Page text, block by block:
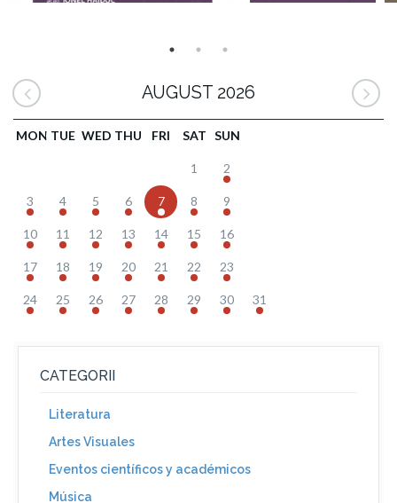
AUGUST 2026
MON TUE WED THU FRI SAT SUN
1 2
3 4 5 6 7 8 9
10 11 12 13 14 15 16
17 18 19 20 21 22 23
24 25 26 27 28 29 30 31
CATEGORII
Literatura
Artes Visuales
Eventos científicos y académicos
Música